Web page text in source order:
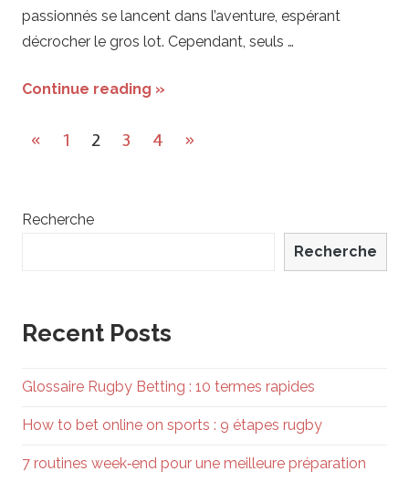
passionnés se lancent dans l’aventure, espérant
décrocher le gros lot. Cependant, seuls …
Continue reading »
Navigation
« Previous
1 2 3 4
Next
»
Recherche
Recherche
Recent Posts
Glossaire Rugby Betting : 10 termes rapides
How to bet online on sports : 9 étapes rugby
7 routines week‑end pour une meilleure préparation